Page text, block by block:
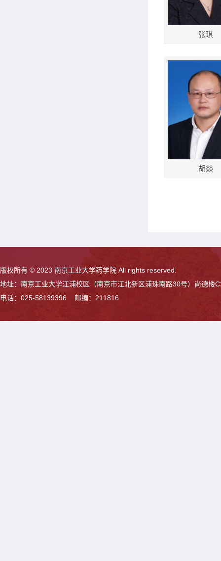
张琪
胡燚
版权所有 © 2023 南京工业大学药学院 All rights reserved.
地址：南京工业大学江浦校区（南京市江北新区浦珠南路30号）尚德楼
电话：025-58139396 邮编：211816